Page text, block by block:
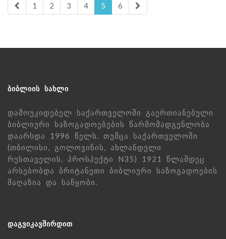
1 2 3 4 5 6
ᲑᲘᲑᲚᲘᲘᲡ ᲡᲐᲮᲚᲘ
დამოუკიდებელ საქართველოში გაერთიანებული
ბიბლიური საზოგადოებების წარმომადგენლობა
დაარსდა 1996 წელს. თუმცა საქართველოში
(თბილისი, გოლოვინის, ახლანდელი
რუსთაველის, პროსპექტი N35) 1921 წლამდეც
არსებობდა ბრიტანეთი ბიბლიური საზოგადოების
მაღაზია და საწყობი.
ᲓᲐᲒᲕᲘᲙᲐᲕᲨᲘᲠᲓᲘᲗ